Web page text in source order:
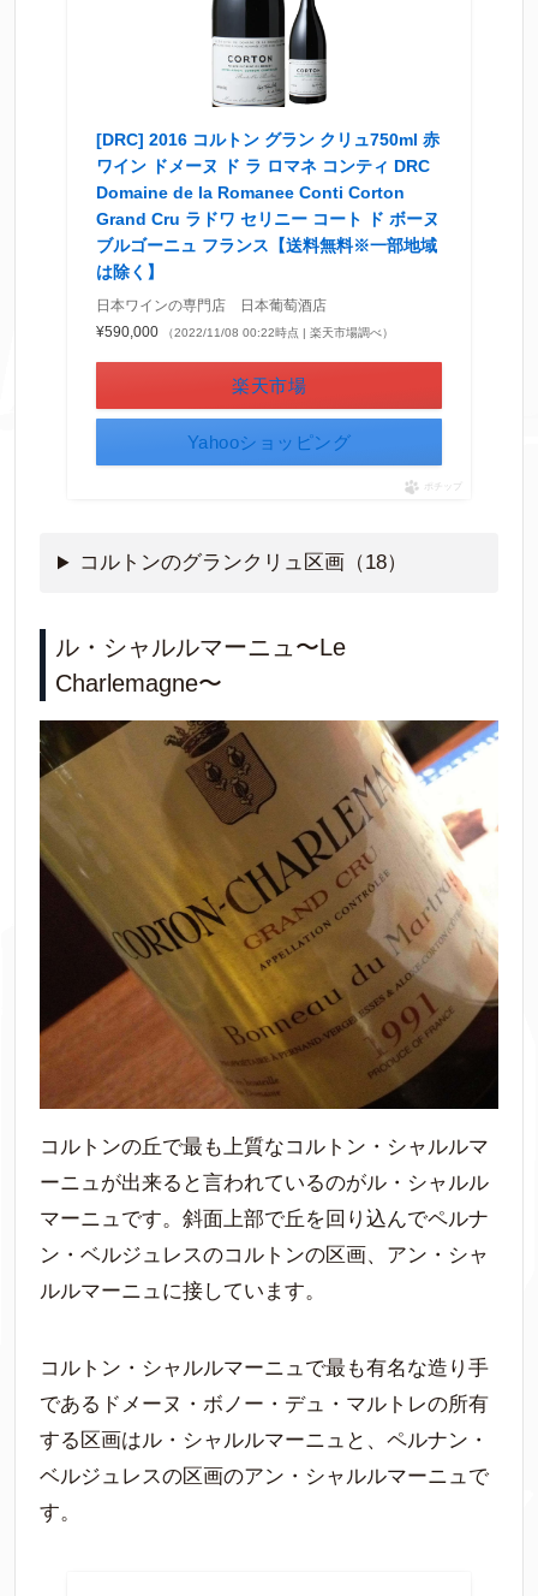
[DRC] 2016 コルトン グラン クリュ750ml 赤
ワイン ドメーヌ ド ラ ロマネ コンティ DRC
Domaine de la Romanee Conti Corton
Grand Cru ラドワ セリニー コート ド ボーヌ
ブルゴーニュ フランス【送料無料※一部地域
は除く】
日本ワインの専門店 日本葡萄酒店
¥590,000
（2022/11/08 00:22時点 | 楽天市場調べ）
楽天市場
Yahooショッピング
ポチップ
コルトンのグランクリュ区画（18）
ル・シャルルマーニュ〜Le
Charlemagne〜
コルトンの丘で最も上質なコルトン・シャルルマ
ーニュが出来ると言われているのがル・シャルル
マーニュです。斜面上部で丘を回り込んでペルナ
ン・ベルジュレスのコルトンの区画、アン・シャ
ルルマーニュに接しています。
コルトン・シャルルマーニュで最も有名な造り手
であるドメーヌ・ボノー・デュ・マルトレの所有
する区画はル・シャルルマーニュと、ペルナン・
ベルジュレスの区画のアン・シャルルマーニュで
す。